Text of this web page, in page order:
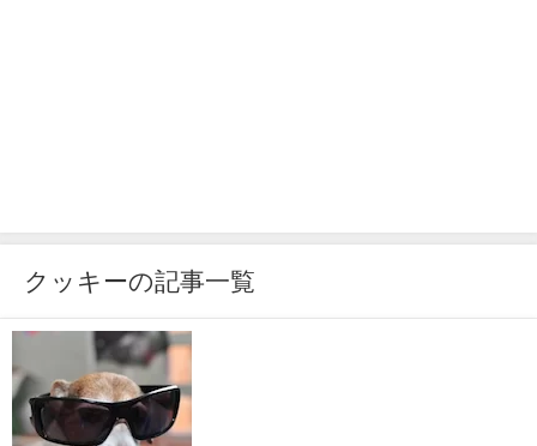
クッキーの記事一覧